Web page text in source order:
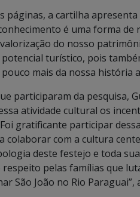
páginas, a cartilha
é uma forma
do nosso
turístico, pois
mais da nossa história
participaram da pesquisa,
atividade cultural os
gratificante participar
colaborar com a cultura
deste festejo e toda
pelas famílias que
São João no Rio